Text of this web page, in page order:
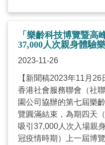
科技產品及應用方案。
包括︰「智慧健康老齡
台」、「樂齡科技平台
護食展覽館」，以至多
金」、「招商局『e賃
「賽馬會『a家』樂齡
歐展團」及「日本展團
入生活每個環節，促進
康與福祉。 此外，「粵
展」論壇及專題演講匯
「樂齡科技博覽暨高
37,000人次親身體驗
2023-11-26
【新聞稿2023年11月
香港社會服務聯會（社
園公司協辦的第七屆樂
覽圓滿結束，為期四天
吸引37,000人次入場親
冠疫情時期）上一屆博